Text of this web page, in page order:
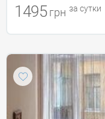
1495 грн за сутки